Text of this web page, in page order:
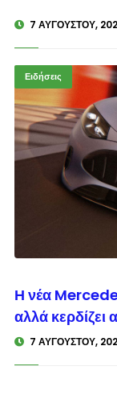
7 ΑΥΓΟΎΣΤΟΥ,
Ειδήσεις
Η νέα
αλλά κερδίζει
7 ΑΥΓΟΎΣΤΟΥ,